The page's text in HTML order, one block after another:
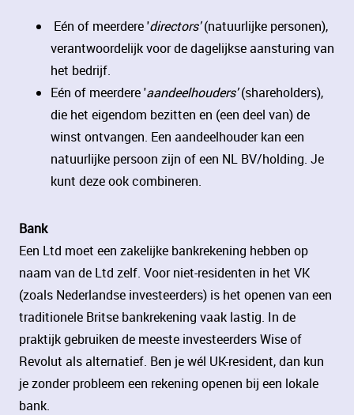
Eén of meerdere 'directors'(natuurlijke personen),
verantwoordelijk voor de dagelijkse aansturing van
het bedrijf.
Eén of meerdere 'aandeelhouders'(shareholders),
die het eigendom bezitten en (een deel van) de
winst ontvangen. Een aandeelhouder kan een
natuurlijke persoon zijn of een NL BV/holding. Je
kunt deze ook combineren.
Bank
Een Ltd moet een zakelijke bankrekening hebben op
naam van de Ltd zelf. Voor niet-residenten in het VK
(zoals Nederlandse investeerders) is het openen van een
traditionele Britse bankrekening vaak lastig. In de
praktijk gebruiken de meeste investeerders Wise of
Revolut als alternatief. Ben je wél UK-resident, dan kun
je zonder probleem een rekening openen bij een lokale
bank.